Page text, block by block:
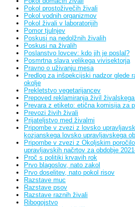
Pokol prostoživečih živali
Pokol vodnih organizmov
Pokol živali v laboratorijih
Pomor tjulnjev
Poskusi na nedolžnih živalih
Poskusi na živalih
Poslanstvo lovcev: kdo jih je poslal?
Posmrtna slava velikega vivisektorja
Pravno o uživanju mesa
Predlog za inšpekcijski nadzor glede
okolje
Prekletstvo vegetarijancev
Prepoved reklamiranja živil
Prevara z etiketo: etična komisija za
Prevozi živih živali
Prijateljstvo med živalmi
Pripombe v zvezi z lovsko
kozjanskega lovsko upravljavskega
Pripombe v zvezi z Okoljskim
upravljavskih načrtov za obdobje
Proč s politiki krvavih rok
Prvo blagoslov, nato zakol
Prvo doselitev, nato pokol risov
Razstave muc
Razstave psov
Razstave raznih živali
Ribogojstvo